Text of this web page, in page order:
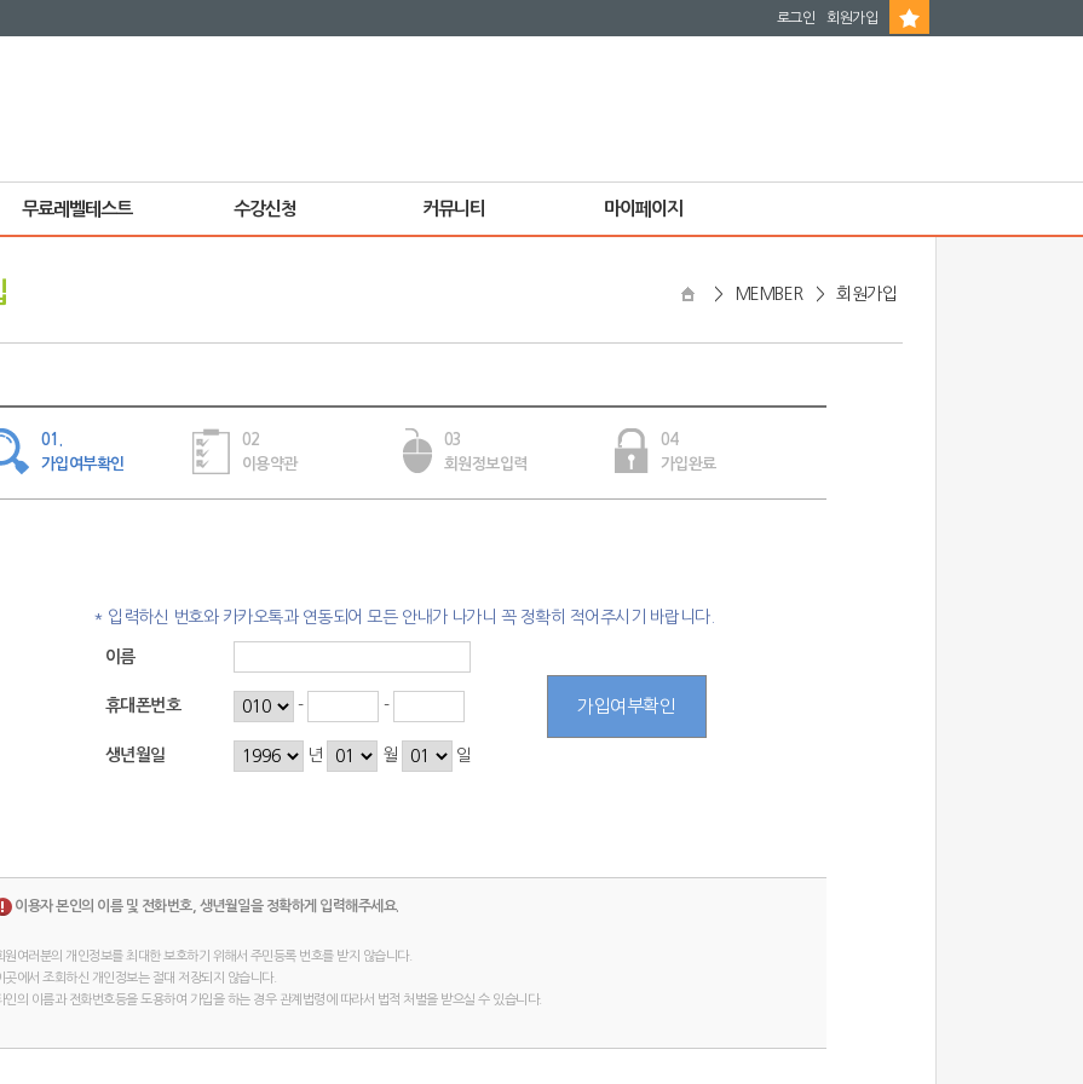
로그인 회원가입
무료레벨테스트 수강신청 커뮤니티 마이페이지
> MEMBER > 회원가입
01.
가입여부확인
02
이용약관
03
회원정보입력
04
가입완료
* 입력하신 번호와 카카오톡과 연동되어 모든 안내가 나가니 꼭 정확히 적어주시기 바랍니다.
이름
가입여부확인
휴대폰번호 - -
생년월일 년 월 일
이용자 본인의 이름 및 전화번호, 생년월일을 정확하게 입력해주세요.
원여러분의 개인정보를 최대한 보호하기 위해서 주민등록 번호를 받지 않습니다.
곳에서 조회하신 개인정보는 절대 저장되지 않습니다.
인의 이름과 전화번호등을 도용하여 가입을 하는 경우 관계법령에 따라서 법적 처벌을 받으실 수 있습니다.